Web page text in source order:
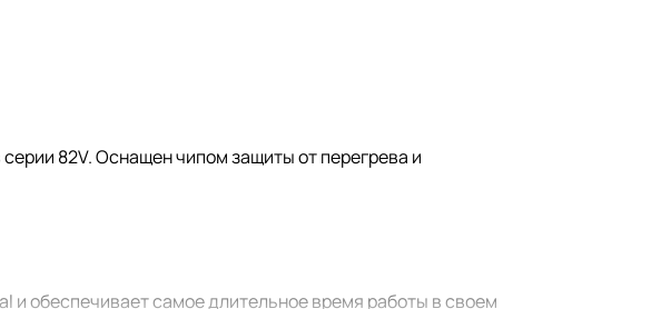
82V. Оснащен чипом защиты от перегрева и
и обеспечивает самое длительное время работы в своем